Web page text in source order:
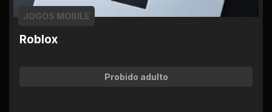
Roblox
JOGOS MOBILE
Probido adulto